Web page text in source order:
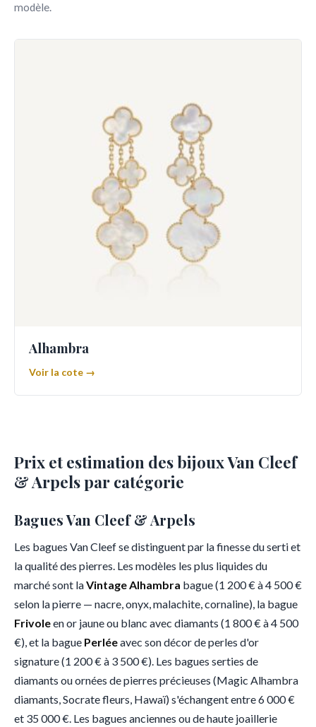
modèle.
Alhambra
Voir la cote →
Prix et estimation des bijoux Van Cleef
& Arpels par catégorie
Bagues Van Cleef & Arpels
Les bagues Van Cleef se distinguent par la finesse du serti et
la qualité des pierres. Les modèles les plus liquides du
marché sont laVintage Alhambra bague (1 200 € à 4 500 €
selon la pierre — nacre, onyx, malachite, cornaline), la bague
Frivoleen or jaune ou blanc avec diamants (1 800 € à 4 500
€), et la bague Perléeavec son décor de perles d'or
signature (1 200 € à 3 500 €). Les bagues serties de
diamants ou ornées de pierres précieuses (Magic Alhambra
diamants, Socrate fleurs, Hawaï) s'échangent entre 6 000 €
et 35 000 €. Les bagues anciennes ou de haute joaillerie